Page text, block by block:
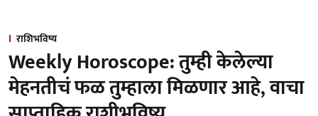
राशिभविष्य
Weekly Horoscope: तुम्ही केलेल्या
मेहनतीचं फळ तुम्हाला मिळणार आहे, वाचा